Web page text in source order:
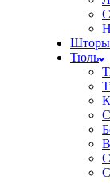
Шторы
Тюль